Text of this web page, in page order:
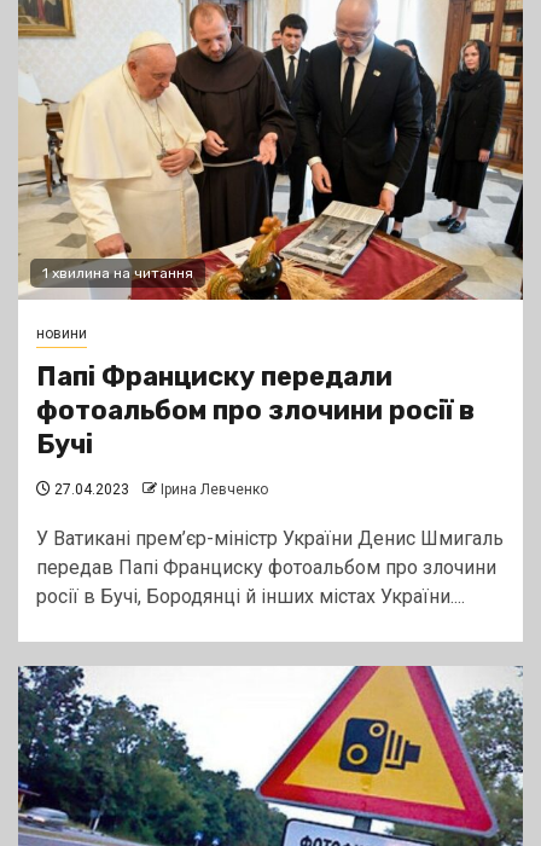
1 хвилина на читання
новини
Папі Франциску передали
фотоальбом про злочини росії в
Бучі
27.04.2023 Ірина Левченко
У Ватикані прем’єр-міністр України Денис Шмигаль
передав Папі Франциску фотоальбом про злочини
росії в Бучі, Бородянці й інших містах України....